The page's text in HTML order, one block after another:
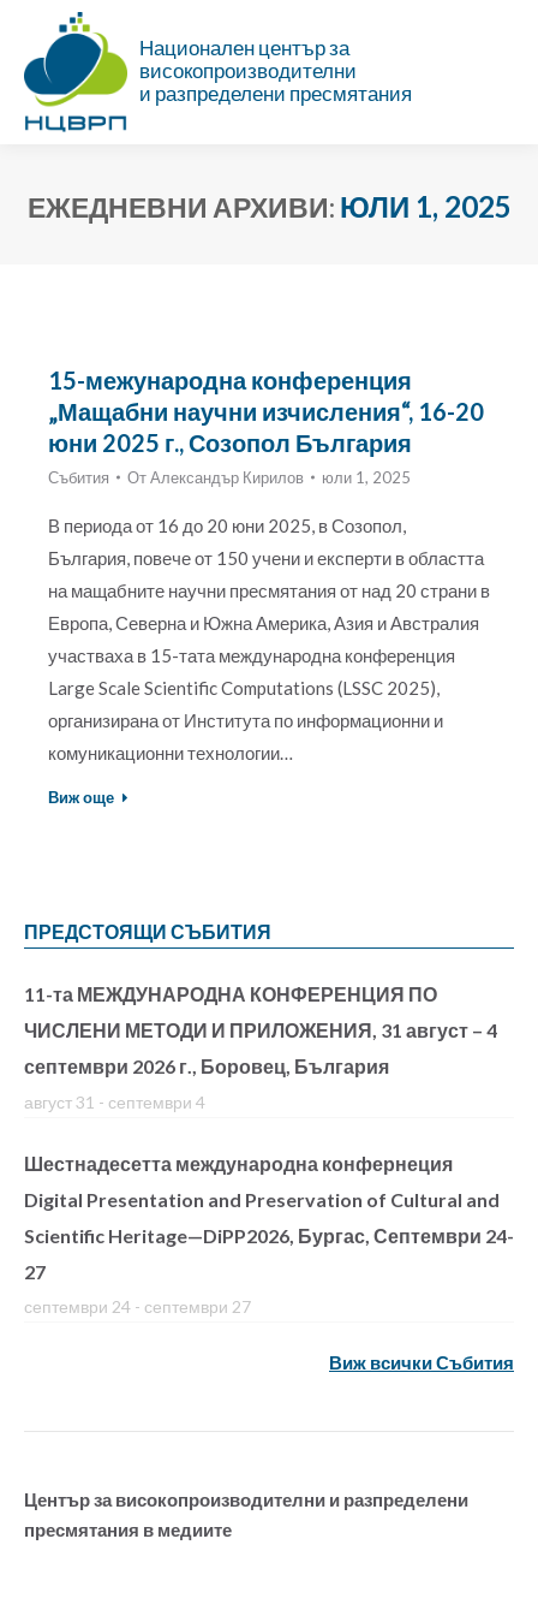
Национален център за
високопроизводителни
и разпределени пресмятания
ЕЖЕДНЕВНИ АРХИВИ: ЮЛИ 1, 2025
15-межународна конференция
„Мащабни научни изчисления“, 16-20
юни 2025 г., Созопол България
Събития ОтАлександър Кирилов юли 1, 2025
В периода от 16 до 20 юни 2025, в Созопол,
България, повече от 150 учени и експерти в областта
на мащабните научни пресмятания от над 20 страни в
Европа, Северна и Южна Америка, Азия и Австралия
участваха в 15-тата международна конференция
Large Scale Scientific Computations (LSSC 2025),
организирана от Института по информационни и
комуникационни технологии…
Виж още
ПРЕДСТОЯЩИ СЪБИТИЯ
11-та МЕЖДУНАРОДНА КОНФЕРЕНЦИЯ ПО
ЧИСЛЕНИ МЕТОДИ И ПРИЛОЖЕНИЯ, 31 август – 4
септември 2026 г., Боровец, България
август 31 - септември 4
Шестнадесетта международна конфернеция
Digital Presentation and Preservation of Cultural and
Scientific Heritage—DiPP2026, Бургас, Септември 24-
27
септември 24 - септември 27
Виж всички Събития
Център за високопроизводителни и разпределени
пресмятания в медиите